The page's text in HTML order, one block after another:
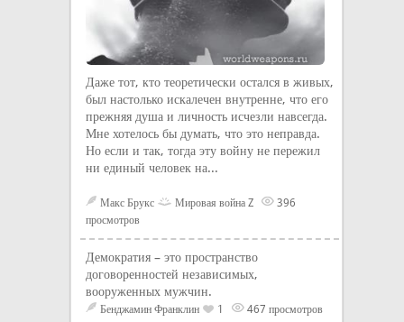
Даже тот, кто теоретически остался в живых,
был настолько искалечен внутренне, что его
прежняя душа и личность исчезли навсегда.
Мне хотелось бы думать, что это неправда.
Но если и так, тогда эту войну не пережил
ни единый человек на...
Макс Брукс Мировая война Z
396
просмотров
Демократия – это пространство
договоренностей независимых,
вооруженных мужчин.
Бенджамин Франклин 1 467 просмотров